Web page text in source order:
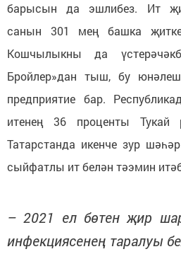
барысын да эшлибез. Ит
санын 301 мең башка
Кошчылыкны да
Бройлер»дан тыш, бу
предприятие бар.
итенең 36 проценты Тукай
Татарстанда икенче зур
сыйфатлы ит белән тәэмин
– 2021 ел бөтен җир
инфекциясенең таралуы